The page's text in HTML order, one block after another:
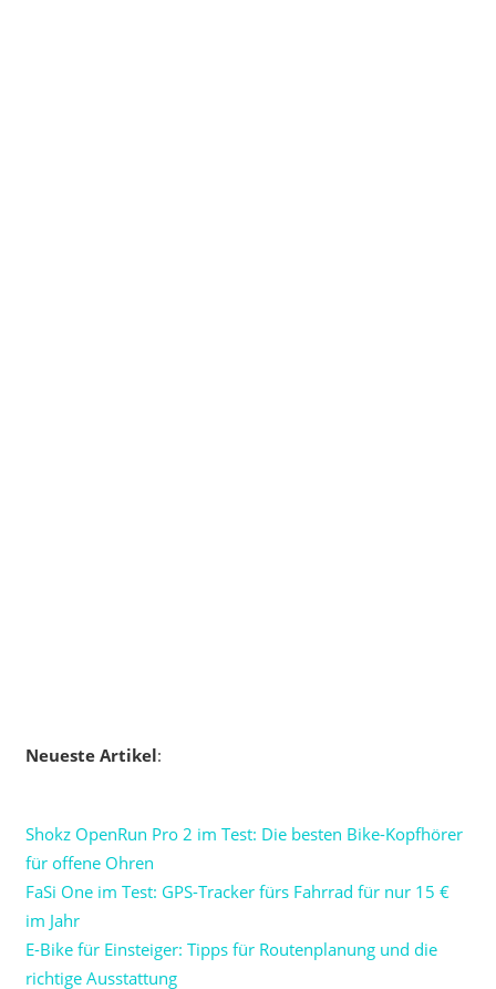
Neueste Artikel:
Shokz OpenRun Pro 2 im Test: Die besten Bike-Kopfhörer
für offene Ohren
FaSi One im Test: GPS-Tracker fürs Fahrrad für nur 15 €
im Jahr
E-Bike für Einsteiger: Tipps für Routenplanung und die
richtige Ausstattung